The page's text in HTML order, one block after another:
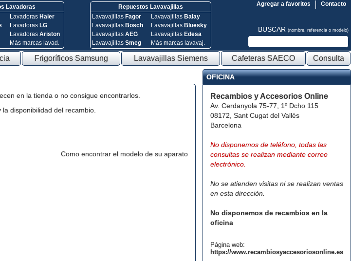
Lavadoras
Lavadoras Haier
Lavadoras LG
Lavadoras Ariston
Más marcas lavad.
Repuestos Lavavajillas
Lavavajillas Fagor
Lavavajillas Bosch
Lavavajillas AEG
Lavavajillas Smeg
Lavavajillas Balay
Lavavajillas Bluesky
Lavavajillas Edesa
Más marcas lavavaj.
Contacto
Agregar a favoritos
BUSCAR (nombre, referencia o modelo)
Frigoríficos Samsung Lavavajillas Siemens Cafeteras SAECO Consulta
en la tienda o no consigue encontrarlos.
disponibilidad del recambio.
Como encontrar el modelo de su aparato
OFICINA
Recambios y Accesorios Online
Av. Cerdanyola 75-77, 1º Dcho 115
08172, Sant Cugat del Vallès
Barcelona
No disponemos de teléfono, todas las
consultas se realizan mediante correo
electrónico.
No se atienden visitas ni se realizan ventas
en esta dirección.
No disponemos de recambios en la
oficina
Página web:
https://www.recambiosyaccesoriosonline.es